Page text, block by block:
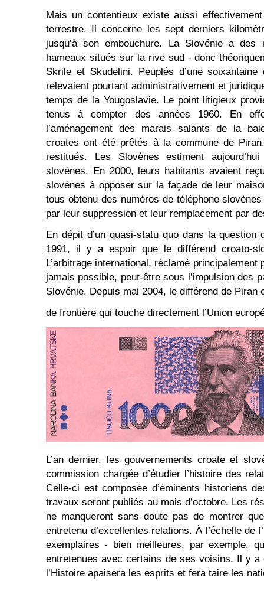
Mais un contentieux existe aussi
terrestre. Il concerne les sept derniers
jusqu’à son embouchure. La Slovénie a des
hameaux situés sur la rive sud - donc
Skrile et Skudelini. Peuplés d’une soixantaine
relevaient pourtant administrativement et
temps de la Yougoslavie. Le point litigieux
tenus à compter des années 1960. En
l’aménagement des marais salants de la
croates ont été prêtés à la commune de
restitués. Les Slovènes estiment
slovènes. En 2000, leurs habitants avaient
slovènes à opposer sur la façade de leur
tous obtenu des numéros de téléphone
par leur suppression et leur remplacement par
En dépit d’un quasi-statu quo dans la question
1991, il y a espoir que le différend croato-
L’arbitrage international, réclamé
jamais possible, peut-être sous l’impulsion des
Slovénie. Depuis mai 2004, le différend de Piran
de frontière qui touche directement l’Union
L’an dernier, les gouvernements croate et
commission chargée d’étudier l’histoire des
Celle-ci est composée d’éminents historiens
travaux seront publiés au mois d’octobre. Les
ne manqueront sans doute pas de montrer
entretenu d’excellentes relations. À l’échelle de
exemplaires - bien meilleures, par exemple,
entretenues avec certains de ses voisins. Il y a
l’Histoire apaisera les esprits et fera taire les